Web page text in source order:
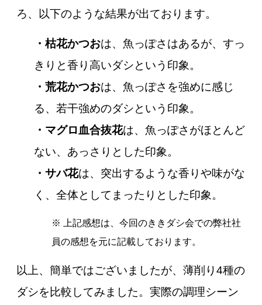
ろ、以下のような結果が出ております。
・枯花かつおは、魚っぽさはあるが、すっ
きりと香り高いダシという印象。
・荒花かつおは、魚っぽさを強めに感じ
る、若干強めのダシという印象。
・マグロ血合抜花は、魚っぽさがほとんど
ない、あっさりとした印象。
・サバ花は、突出するような香りや味がな
く、全体としてまったりとした印象。
※ 上記感想は、今回のききダシ会での弊社社
員の感想を元に記載しております。
以上、簡単ではございましたが、薄削り4種の
ダシを比較してみました。 実際の調理シーン